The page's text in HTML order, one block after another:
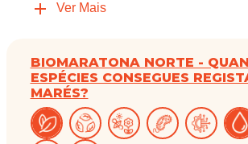
Ver Mais
BIOMARATONA NORTE -
ESPÉCIES CONSEGUES
MARÉS?